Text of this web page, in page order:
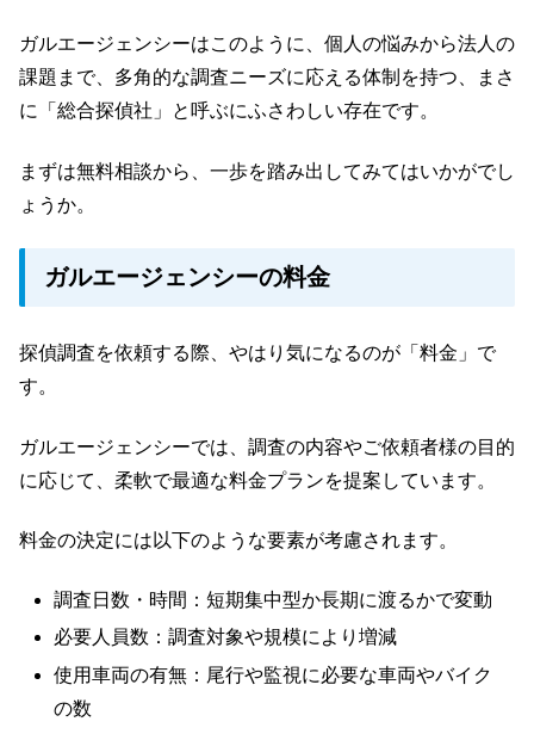
ガルエージェンシーはこのように、個人の悩みから法人の
課題まで、多角的な調査ニーズに応える体制を持つ、まさ
に「総合探偵社」と呼ぶにふさわしい存在です。
まずは無料相談から、一歩を踏み出してみてはいかがでし
ょうか。
ガルエージェンシーの料金
探偵調査を依頼する際、やはり気になるのが「料金」で
す。
ガルエージェンシーでは、調査の内容やご依頼者様の目的
に応じて、柔軟で最適な料金プランを提案しています。
料金の決定には以下のような要素が考慮されます。
調査日数・時間：短期集中型か長期に渡るかで変動
必要人員数：調査対象や規模により増減
使用車両の有無：尾行や監視に必要な車両やバイク
の数